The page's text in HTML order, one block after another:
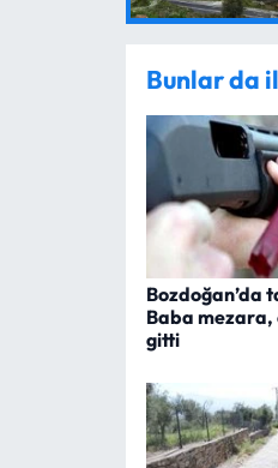
Bunlar da
Bozdoğan’da
Baba mezara,
gitti